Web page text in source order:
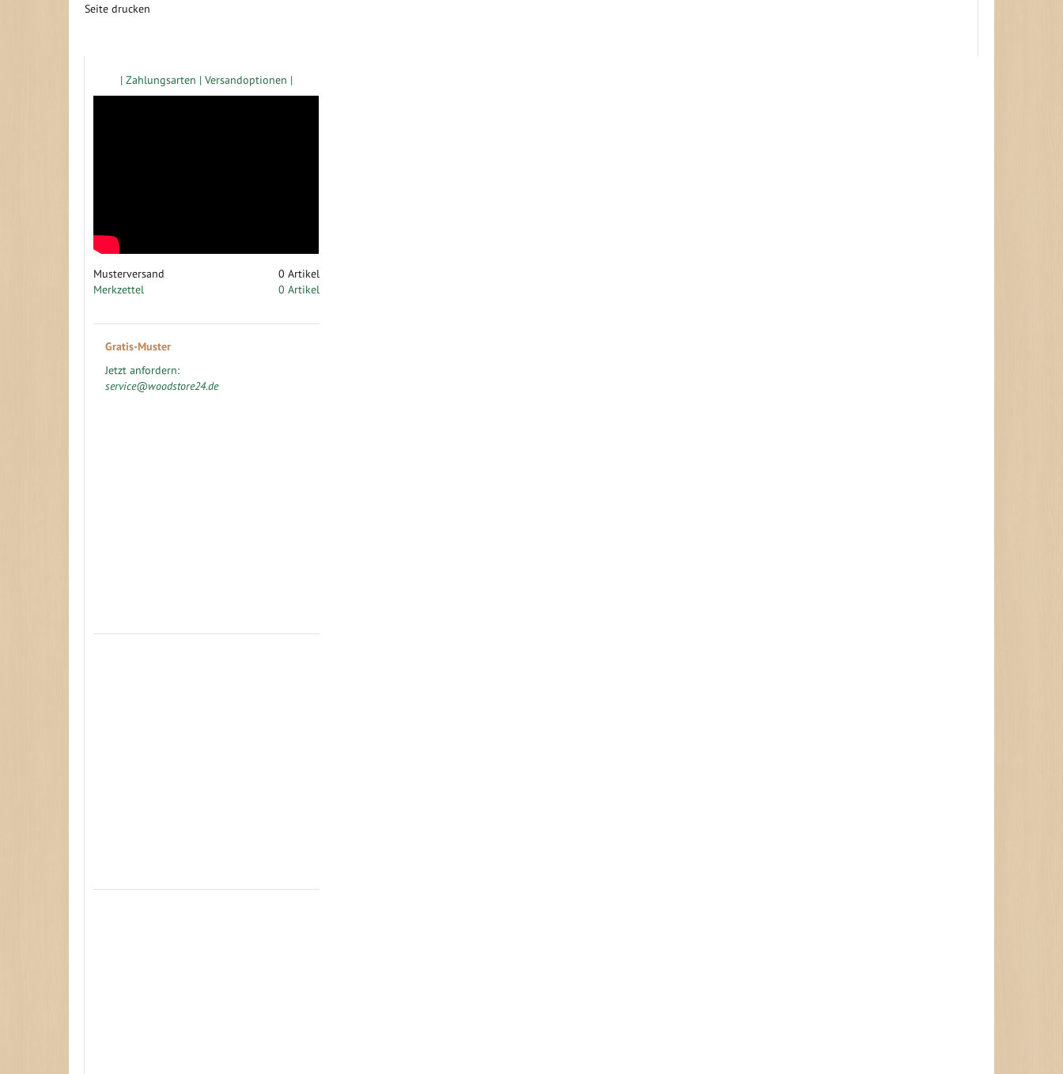
Seite drucken
| Zahlungsarten | Versandoptionen |
Musterversand 0 Artikel
Merkzettel
0 Artikel
Gratis-Muster
Jetzt anfordern:
service@woodstore24.de